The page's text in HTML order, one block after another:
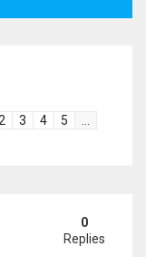
3 4 5
for Efficient
0
Replies